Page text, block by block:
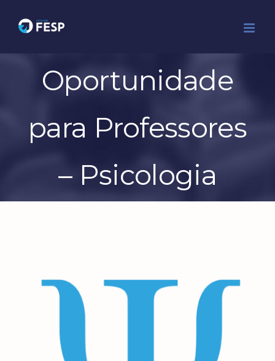
para
conteúdo
Oportunidade
para Professores
– Psicologia